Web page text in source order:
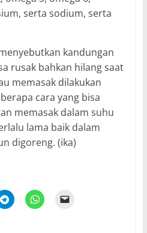
serta sodium, serta
kandungan
rusak bahkan hilang saat
memasak dilakukan
cara yang bisa
memasak dalam suhu
lama baik dalam
digoreng. (ika)